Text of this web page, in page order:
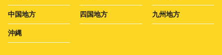
中国地方 四国地方 九州地方
沖縄